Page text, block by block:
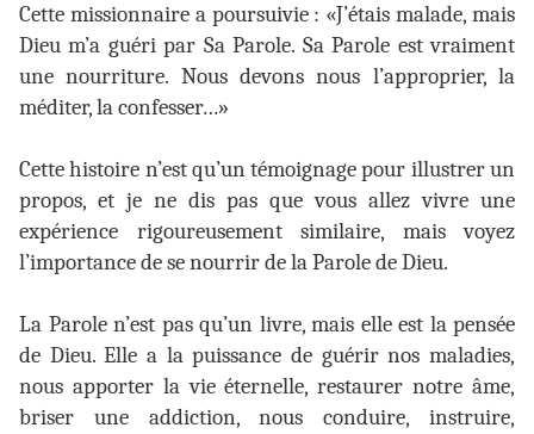
Cette missionnaire a poursuivie : «J’étais malade, mais
Dieu m’a guéri par Sa Parole. Sa Parole est vraiment
une nourriture. Nous devons nous l’approprier, la
méditer, la confesser…»
Cette histoire n’est qu’un témoignage pour illustrer un
propos, et je ne dis pas que vous allez vivre une
expérience rigoureusement similaire, mais voyez
l’importance de se nourrir de la Parole de Dieu.
La Parole n’est pas qu’un livre, mais elle est la pensée
de Dieu. Elle a la puissance de guérir nos maladies,
nous apporter la vie éternelle, restaurer notre âme,
briser une addiction, nous conduire, instruire,